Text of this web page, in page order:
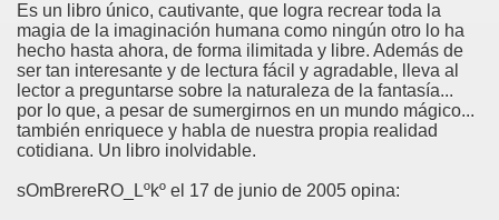
Es un libro único, cautivante, que logra recrear toda la
magia de la imaginación humana como ningún otro lo ha
hecho hasta ahora, de forma ilimitada y libre. Además de
ser tan interesante y de lectura fácil y agradable, lleva al
lector a preguntarse sobre la naturaleza de la fantasía...
por lo que, a pesar de sumergirnos en un mundo mágico...
también enriquece y habla de nuestra propia realidad
cotidiana. Un libro inolvidable.
sOmBrereRO_Lºkº el 17 de junio de 2005 opina: